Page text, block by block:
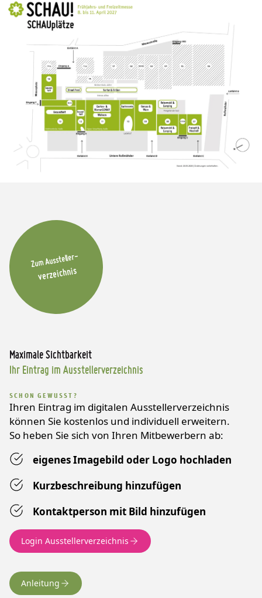
Maximale Sichtbarkeit
Ihr Eintrag im Ausstellerverzeichnis
SCHON GEWUSST?
Ihren Eintrag im digitalen Ausstellerverzeichnis
können Sie kostenlos und individuell erweitern.
So heben Sie sich von Ihren Mitbewerbern ab:
eigenes Imagebild oder Logo hochladen
Kurzbeschreibung hinzufügen
Kontaktperson mit Bild hinzufügen
Login Ausstellerverzeichnis
Anleitung
Zum Aussteller-
verzeichnis